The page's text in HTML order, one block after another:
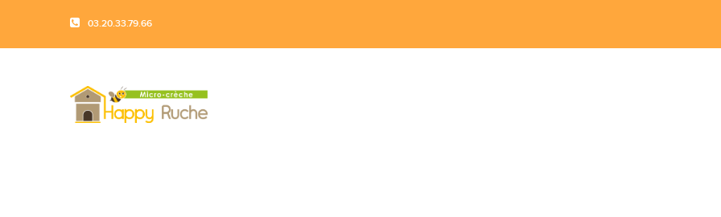
03.20.33.79.66